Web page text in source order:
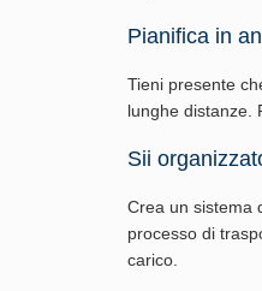
Pianifica in
Tieni presente
lunghe distanze.
Sii
Crea un sistema
processo di
carico.